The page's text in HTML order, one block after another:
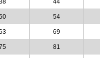
44
54
69
81